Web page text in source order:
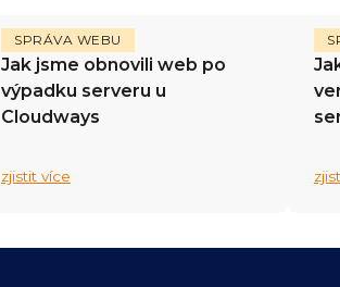
SPRÁVA WEBU
Jak jsme obnovili web po
výpadku serveru u
Cloudways
zjistit více